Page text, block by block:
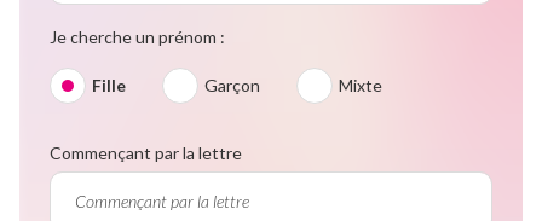
Je cherche un prénom :
Fille Garçon Mixte
Commençant par la lettre